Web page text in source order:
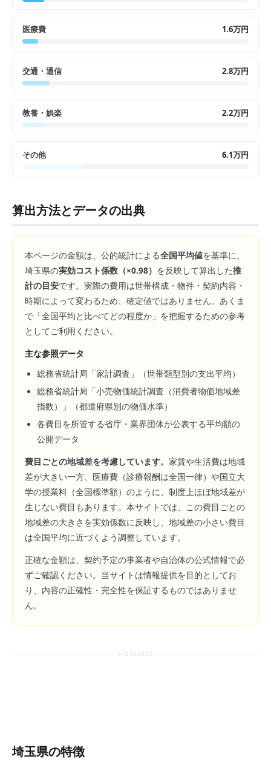
医療費 1.6万円
交通・通信 2.8万円
教養・娯楽 2.2万円
その他 6.1万円
算出方法とデータの出典
本ページの金額は、公的統計による全国平均値を基準に、
埼玉県の実効コスト係数（×0.98） を反映して算出した推
計の目安です。実際の費用は世帯構成・物件・契約内容・
時期によって変わるため、確定値ではありません。あくま
で「全国平均と比べてどの程度か」を把握するための参考
としてご利用ください。
主な参照データ
総務省統計局「家計調査」（世帯類型別の支出平均）
総務省統計局「小売物価統計調査（消費者物価地域差
指数）」（都道府県別の物価水準）
各費目を所管する省庁・業界団体が公表する平均額の
公開データ
費目ごとの地域差を考慮しています。 家賃や生活費は地域
差が大きい一方、医療費（診療報酬は全国一律）や国立大
学の授業料（全国標準額）のように、制度上ほぼ地域差が
生じない費目もあります。本サイトでは、この費目ごとの
地域差の大きさを実効係数に反映し、地域差の小さい費目
は全国平均に近づくよう調整しています。
正確な金額は、契約予定の事業者や自治体の公式情報で必
ずご確認ください。当サイトは情報提供を目的としてお
り、内容の正確性・完全性を保証するものではありませ
ん。
SPONSORED
埼玉県の特徴